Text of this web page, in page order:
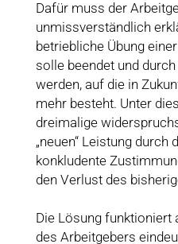
Dafür muss der
unmissverständlich
betriebliche Übung
solle beendet und
werden, auf die in
mehr besteht. Unter
dreimalige
„neuen“ Leistung durch
konkludente
den Verlust des
Die Lösung funktioniert
des Arbeitgebers